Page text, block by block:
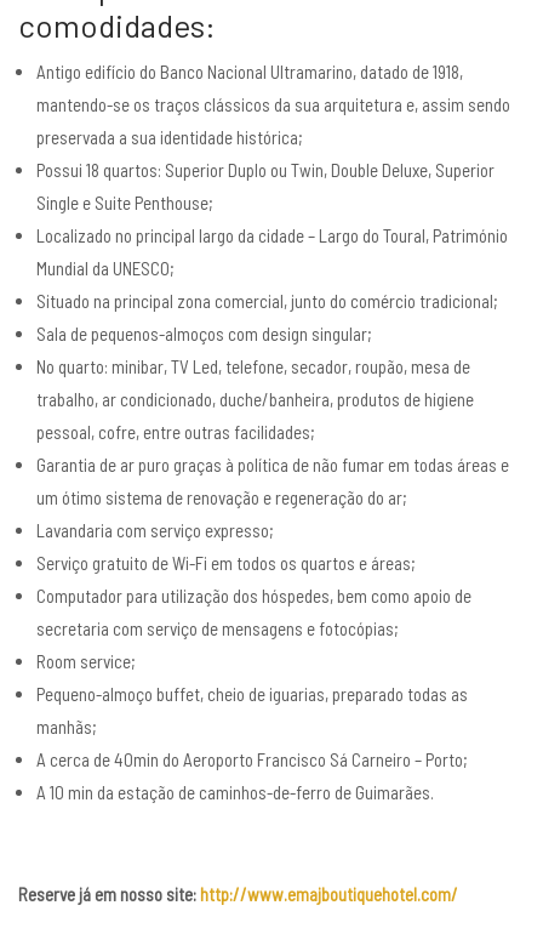
comodidades:
Antigo edifício do Banco Nacional Ultramarino, datado de 1918,
mantendo-se os traços clássicos da sua arquitetura e, assim sendo
preservada a sua identidade histórica;
Possui 18 quartos: Superior Duplo ou Twin, Double Deluxe, Superior
Single e Suite Penthouse;
Localizado no principal largo da cidade – Largo do Toural, Património
Mundial da UNESCO;
Situado na principal zona comercial, junto do comércio tradicional;
Sala de pequenos-almoços com design singular;
No quarto: minibar, TV Led, telefone, secador, roupão, mesa de
trabalho, ar condicionado, duche/banheira, produtos de higiene
pessoal, cofre, entre outras facilidades;
Garantia de ar puro graças à política de não fumar em todas áreas e
um ótimo sistema de renovação e regeneração do ar;
Lavandaria com serviço expresso;
Serviço gratuito de Wi-Fi em todos os quartos e áreas;
Computador para utilização dos hóspedes, bem como apoio de
secretaria com serviço de mensagens e fotocópias;
Room service;
Pequeno-almoço buffet, cheio de iguarias, preparado todas as
manhãs;
A cerca de 40min do Aeroporto Francisco Sá Carneiro – Porto;
A 10 min da estação de caminhos-de-ferro de Guimarães.
Reserve já em nosso site:http://www.emajboutiquehotel.com/